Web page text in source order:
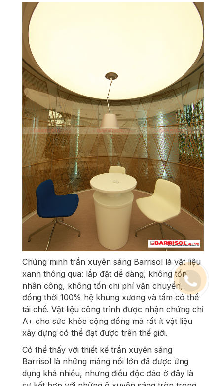
Chứng minh trần xuyên sáng Barrisol là vật liệu
xanh thông qua: lắp đặt dễ dàng, không tốn
nhân công, không tốn chi phí vận chuyển,
đồng thời 100% hệ khung xương và tấm có thể
tái chế. Vật liệu công trình được nhận chứng chỉ
A+ cho sức khỏe cộng đồng mà rất ít vật liệu
xây dựng có thể đạt được trên thế giới.
Có thể thấy với thiết kế trần xuyên sáng
Barrisol là những mảng nối lớn đã được ứng
dụng khá nhiều, nhưng điều độc đáo ở đây là